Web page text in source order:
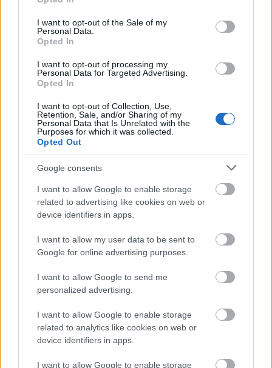
use your data for below specified purposes in below Google
consent section.
I want to opt-out of the Sale of my
Personal Data.
Opted In
I want to opt-out of processing my
Personal Data for Targeted Advertising.
Opted In
I want to opt-out of Collection, Use,
Retention, Sale, and/or Sharing of my
Personal Data that Is Unrelated with the
Purposes for which it was collected.
Opted Out
Google consents
I want to allow Google to enable storage
related to advertising like cookies on web or
device identifiers in apps.
I want to allow my user data to be sent to
Google for online advertising purposes.
I want to allow Google to send me
personalized advertising.
I want to allow Google to enable storage
related to analytics like cookies on web or
device identifiers in apps.
I want to allow Google to enable storage
Miközben tovább nevetgélnek a számukra
elképzelhetetlen feltevésről, egyetértenek abban,
hogy sosem volt olyan, hogy egyikőjük odament
volna a másikhoz, hogy a következő szintre akarja
emelni a kapcsolatukat.
Ez történt mostanában a
sztárvilágban:
Kaley Cuoco szerint ezzel borzalmas döntést
hozott az Agymenők idejében
Emily Ratajkowski biszexuálisként coming outolt
Barbarának, ahogy arról mind álmodunk